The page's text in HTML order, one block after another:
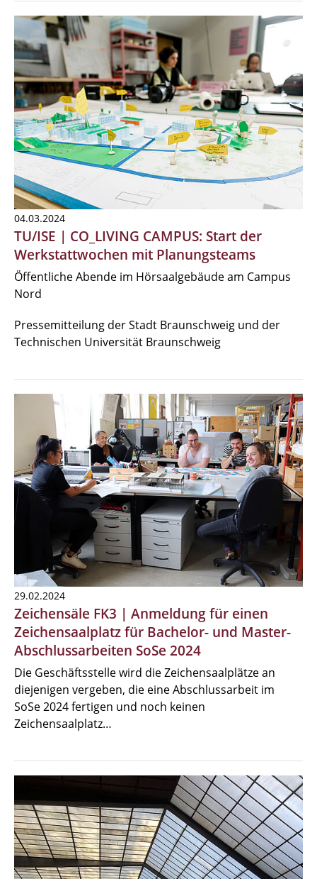
04.03.2024
TU/ISE | CO_LIVING CAMPUS: Start der
Werkstattwochen mit Planungsteams
Öffentliche Abende im Hörsaalgebäude am Campus
Nord
Pressemitteilung der Stadt Braunschweig und der
Technischen Universität Braunschweig
29.02.2024
Zeichensäle FK3 | Anmeldung für einen
Zeichensaalplatz für Bachelor- und Master-
Abschlussarbeiten SoSe 2024
Die Geschäftsstelle wird die Zeichensaalplätze an
diejenigen vergeben, die eine Abschlussarbeit im
SoSe 2024 fertigen und noch keinen
Zeichensaalplatz…